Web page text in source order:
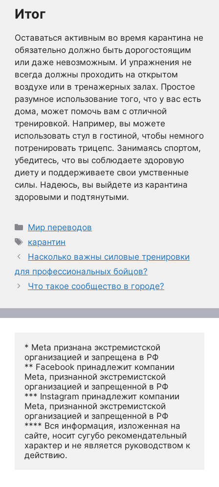
Итог
Оставаться активным во время карантина не
обязательно должно быть дорогостоящим
или даже невозможным. И упражнения не
всегда должны проходить на открытом
воздухе или в тренажерных залах. Простое
разумное использование того, что у вас есть
дома, может помочь вам с отличной
тренировкой. Например, вы можете
использовать стул в гостиной, чтобы немного
потренировать трицепс. Занимаясь спортом,
убедитесь, что вы соблюдаете здоровую
диету и поддерживаете свои умственные
силы. Надеюсь, вы выйдете из карантина
здоровыми и подтянутыми.
Рубрики
Мир переводов
Метки
карантин
Насколько важны силовые тренировки
для профессиональных бойцов?
Что такое сообщество в городе?
* Meta признана экстремистской
организацией и запрещена в РФ
** Facebook принадлежит компании
Meta, признанной экстремистской
организацией и запрещенной в РФ
*** Instagram принадлежит компании
Meta, признанной экстремистской
организацией и запрещенной в РФ
**** Вся информация, изложенная на
сайте, носит сугубо рекомендательный
характер и не является руководством к
действию.